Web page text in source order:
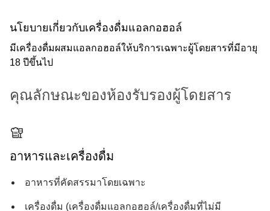
นโยบายเกี่ยวกับเครื่องดื่มแอลกอฮอล์
มีเครื่องดื่มผสมแอลกอฮอล์ให้บริการเฉพาะผู้โดยสารที่มีอายุ
18 ปีขึ้นไป
คุณลักษณะของห้องรับรองผู้โดยสาร
อาหารและเครื่องดื่ม
อาหารที่คัดสรรมาโดยเฉพาะ
เครื่องดื่ม (เครื่องดื่มแอลกอฮอล์/เครื่องดื่มที่ไม่มี